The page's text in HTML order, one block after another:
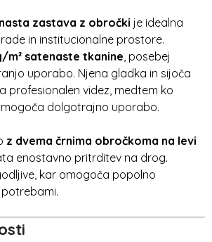
zastava z obročki je idealna
in institucionalne prostore.
m² satenaste tkanine, posebej
uporabo. Njena gladka in sijoča
profesionalen videz, medtem ko
dolgotrajno uporabo.
z dvema črnima obročkoma na levi
enostavno pritrditev na drog.
kar omogoča popolno